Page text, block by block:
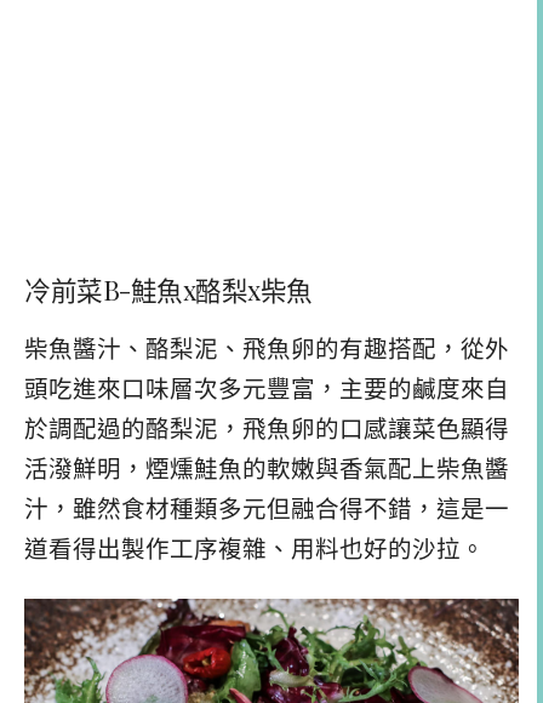
冷前菜B-鮭魚x酪梨x柴魚
柴魚醬汁、酪梨泥、飛魚卵的有趣搭配，從外
頭吃進來口味層次多元豐富，主要的鹹度來自
於調配過的酪梨泥，飛魚卵的口感讓菜色顯得
活潑鮮明，煙燻鮭魚的軟嫩與香氣配上柴魚醬
汁，雖然食材種類多元但融合得不錯，這是一
道看得出製作工序複雜、用料也好的沙拉。